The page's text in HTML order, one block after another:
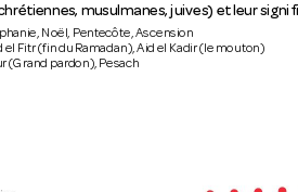
musulmanes, juives) et leur
Noël, Pentecôte, Ascension
el Fitr (fin du Ramadan), Aid el Kadir (le mouton)
(Grand pardon), Pesach